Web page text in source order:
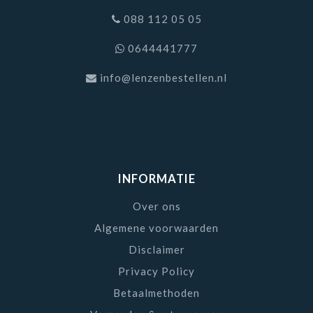
nodig heeft? Wij hebben voor u een passende lens.
Hieronder ziet u welke AirOptix lenzen wij onder
kwaliteit? Bestel dan de Air Optix maandlenzen van
Alcon. Alle lenzen worden direct bij de fabrikant
besteld. Hierdoor heeft u altijd een frisse lens. Air
Optix lenzen bestellen? Koop deze eenvoudig via
088 112 05 05
0644441777
info@lenzenbestellen.nl
INFORMATIE
Over ons
Algemene voorwaarden
Disclaimer
Privacy Policy
Betaalmethoden